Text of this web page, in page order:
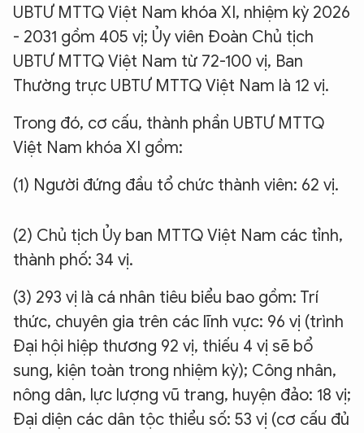
UBTƯ MTTQ Việt Nam khóa XI, nhiệm kỳ 2026
- 2031 gồm 405 vị; Ủy viên Đoàn Chủ tịch
UBTƯ MTTQ Việt Nam từ 72-100 vị, Ban
Thường trực UBTƯ MTTQ Việt Nam là 12 vị.
Trong đó, cơ cấu, thành phần UBTƯ MTTQ
Việt Nam khóa XI gồm:
(1) Người đứng đầu tổ chức thành viên: 62 vị.
(2) Chủ tịch Ủy ban MTTQ Việt Nam các tỉnh,
thành phố: 34 vị.
(3) 293 vị là cá nhân tiêu biểu bao gồm: Trí
thức, chuyên gia trên các lĩnh vực: 96 vị (trình
Đại hội hiệp thương 92 vị, thiếu 4 vị sẽ bổ
sung, kiện toàn trong nhiệm kỳ); Công nhân,
nông dân, lực lượng vũ trang, huyện đảo: 18 vị;
Đại diện các dân tộc thiểu số: 53 vị (cơ cấu đủ